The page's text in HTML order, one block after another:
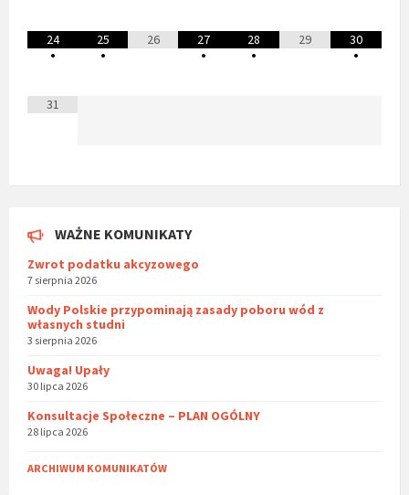
24
•
25
•
26
27
•
28
•
29
30
•
31
WAŻNE KOMUNIKATY
Zwrot podatku akcyzowego
7 sierpnia 2026
Wody Polskie przypominają zasady poboru wód z
własnych studni
3 sierpnia 2026
Uwaga! Upały
30 lipca 2026
Konsultacje Społeczne – PLAN OGÓLNY
28 lipca 2026
ARCHIWUM KOMUNIKATÓW